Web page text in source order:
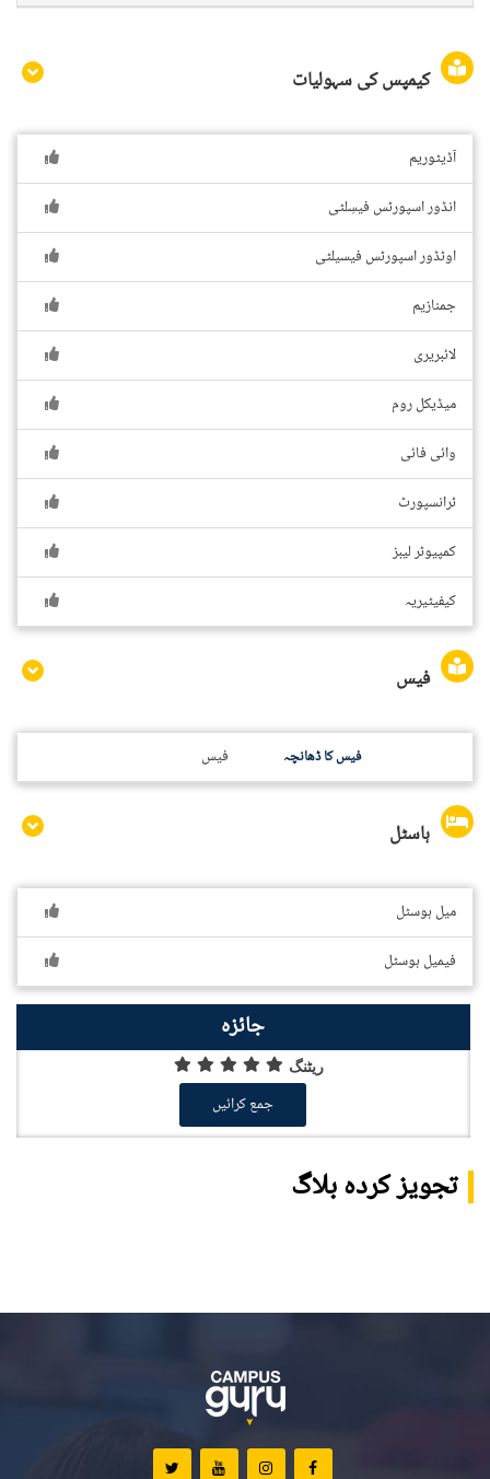
کیمپس کی سہولیات
آڈیٹوریم
انڈور اسپورٹس فیسِلٹی
اوٹڈور اسپورٹس فیسیلٹی
جمنازیم
لائبریری
میڈیکل روم
وائی فائی
ٹرانسپورٹ
کمپیوٹر لیبز
کیفیٹیریہ
فیس
فیس فیس کا ڈھانچہ
ہاسٹل
میل ہوسٹل
فیمیل ہوسٹل
جائزہ
ریٹنگ
جمع کرائیں
تجویز کردہ بلاگ